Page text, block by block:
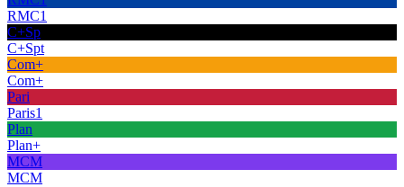
RMC1
C+Sp
C+Spt
Com+
Com+
Pari
Paris1
Plan
Plan+
MCM
MCM